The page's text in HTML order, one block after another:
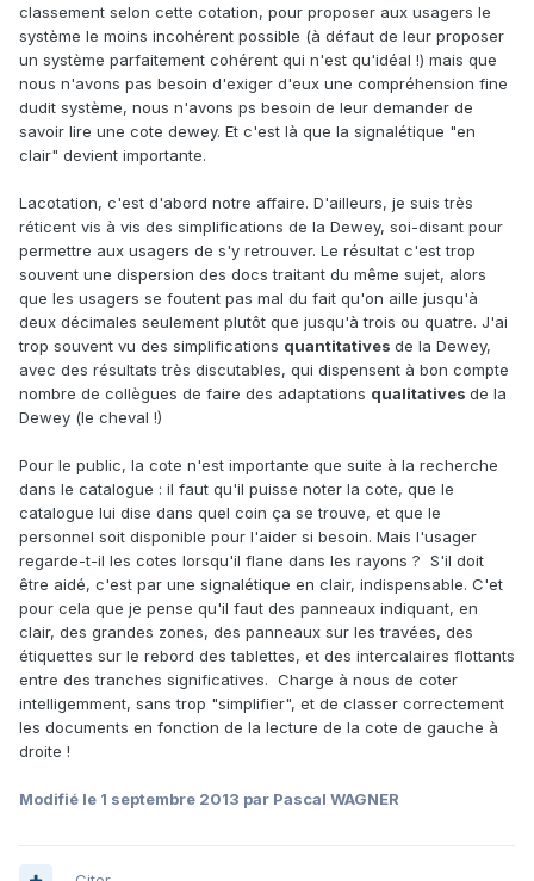
classement selon cette cotation, pour proposer aux usagers le
système le moins incohérent possible (à défaut de leur proposer
un système parfaitement cohérent qui n'est qu'idéal !) mais que
nous n'avons pas besoin d'exiger d'eux une compréhension fine
dudit système, nous n'avons ps besoin de leur demander de
savoir lire une cote dewey. Et c'est là que la signalétique "en
clair" devient importante.
Lacotation, c'est d'abord notre affaire. D'ailleurs, je suis très
réticent vis à vis des simplifications de la Dewey, soi-disant pour
permettre aux usagers de s'y retrouver. Le résultat c'est trop
souvent une dispersion des docs traitant du même sujet, alors
que les usagers se foutent pas mal du fait qu'on aille jusqu'à
deux décimales seulement plutôt que jusqu'à trois ou quatre. J'ai
trop souvent vu des simplifications quantitatives de la Dewey,
avec des résultats très discutables, qui dispensent à bon compte
nombre de collègues de faire des adaptations qualitatives de la
Dewey (le cheval !)
Pour le public, la cote n'est importante que suite à la recherche
dans le catalogue : il faut qu'il puisse noter la cote, que le
catalogue lui dise dans quel coin ça se trouve, et que le
personnel soit disponible pour l'aider si besoin. Mais l'usager
regarde-t-il les cotes lorsqu'il flane dans les rayons ? S'il doit
être aidé, c'est par une signalétique en clair, indispensable. C'et
pour cela que je pense qu'il faut des panneaux indiquant, en
clair, des grandes zones, des panneaux sur les travées, des
étiquettes sur le rebord des tablettes, et des intercalaires flottants
entre des tranches significatives. Charge à nous de coter
intelligemment, sans trop "simplifier", et de classer correctement
les documents en fonction de la lecture de la cote de gauche à
droite !
Modifié le 1 septembre 2013 par Pascal WAGNER